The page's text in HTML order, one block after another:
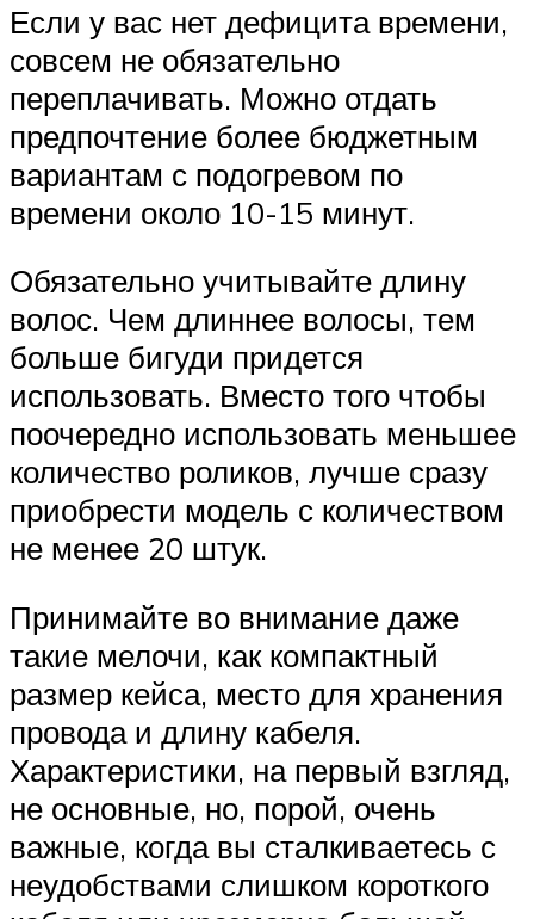
Если у вас нет дефицита времени,
совсем не обязательно
переплачивать. Можно отдать
предпочтение более бюджетным
вариантам с подогревом по
времени около 10-15 минут.
Обязательно учитывайте длину
волос. Чем длиннее волосы, тем
больше бигуди придется
использовать. Вместо того чтобы
поочередно использовать меньшее
количество роликов, лучше сразу
приобрести модель с количеством
не менее 20 штук.
Принимайте во внимание даже
такие мелочи, как компактный
размер кейса, место для хранения
провода и длину кабеля.
Характеристики, на первый взгляд,
не основные, но, порой, очень
важные, когда вы сталкиваетесь с
неудобствами слишком короткого